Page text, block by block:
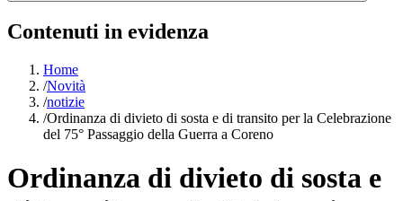
Contenuti in evidenza
Home
/Novità
/notizie
/Ordinanza di divieto di sosta e di transito per la Celebrazione
del 75° Passaggio della Guerra a Coreno
Ordinanza di divieto di sosta e